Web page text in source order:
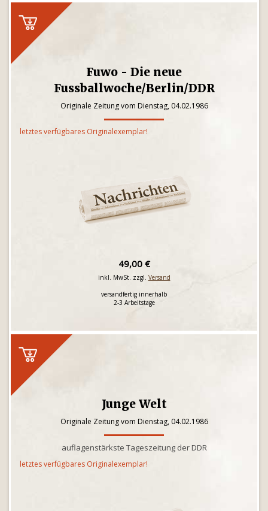
Fuwo - Die neue
Fussballwoche/Berlin/DDR
Originale Zeitung vom Dienstag, 04.02.1986
letztes verfügbares Originalexemplar!
49,00 €
inkl. MwSt. zzgl. Versand
versandfertig innerhalb
2-3 Arbeitstage
Junge Welt
Originale Zeitung vom Dienstag, 04.02.1986
auflagenstärkste Tageszeitung der DDR
letztes verfügbares Originalexemplar!